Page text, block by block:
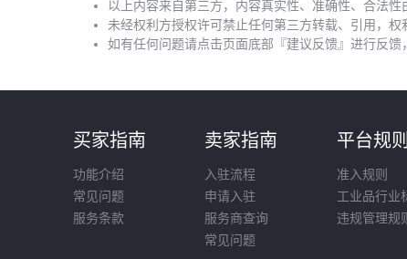
以上内容来自第三方，内容真实性、准确性、合法性
未经权利方授权许可禁止任何第三方转载、引用，权
如有任何问题请点击页面底部『建议反馈』进行反馈
买家指南
功能介绍
常见问题
服务条款
卖家指南
入驻流程
申请入驻
服务商查询
常见问题
平台规则
准入规则
工业品行业
违规管理规